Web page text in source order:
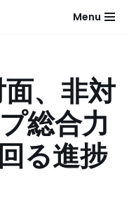
Menu
、非対
総合力
る進捗